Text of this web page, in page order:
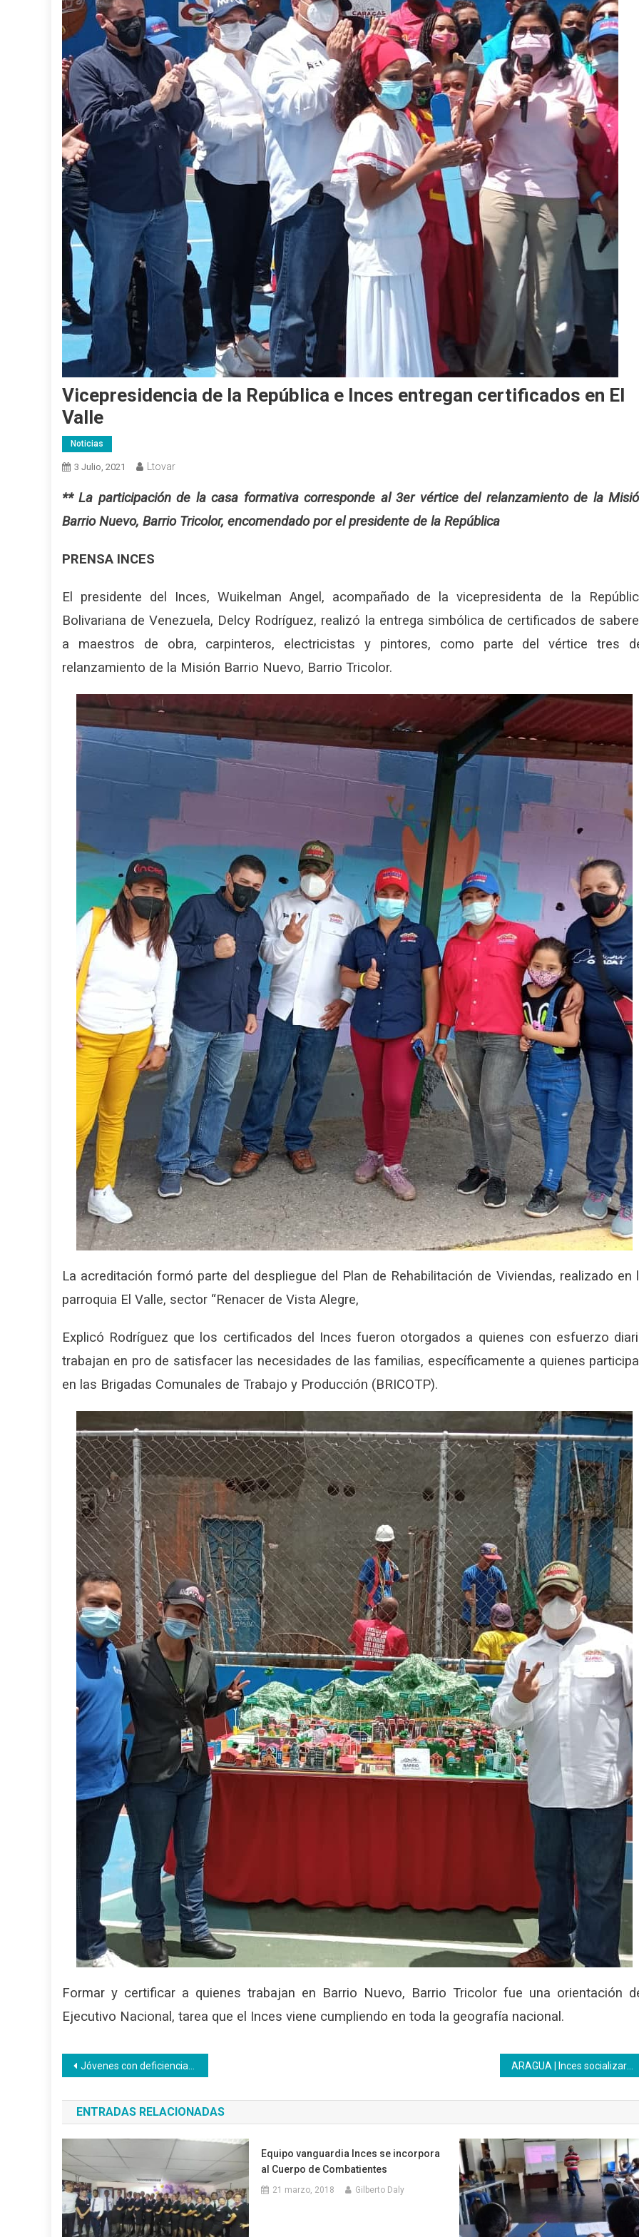
Vicepresidencia de la República e Inces entregan certificados en El
Valle
Noticias
3 Julio, 2021 Ltovar
** La participación de la casa formativa corresponde al 3er vértice del relanzamiento de la
Barrio Nuevo, Barrio Tricolor, encomendado por el presidente de la República
PRENSA INCES
El presidente del Inces, Wuikelman Angel, acompañado de la vicepresidenta de la
Bolivariana de Venezuela, Delcy Rodríguez, realizó la entrega simbólica de certificados de
a maestros de obra, carpinteros, electricistas y pintores, como parte del vértice tres
relanzamiento de la Misión Barrio Nuevo, Barrio Tricolor.
La acreditación formó parte del despliegue del Plan de Rehabilitación de Viviendas, realizado en
parroquia El Valle, sector “Renacer de Vista Alegre,
Explicó Rodríguez que los certificados del Inces fueron otorgados a quienes con esfuerzo
trabajan en pro de satisfacer las necesidades de las familias, específicamente a quienes
en las Brigadas Comunales de Trabajo y Producción (BRICOTP).
Formar y certificar a quienes trabajan en Barrio Nuevo, Barrio Tricolor fue una orientación
Ejecutivo Nacional, tarea que el Inces viene cumpliendo en toda la geografía nacional.
Navegación
de
entradas
Jóvenes con deficiencia auditiva estudian bachillerato en el Inces
ENTRADAS RELACIONADAS
Equipo vanguardia Inces se incorpora
al Cuerpo de Combatientes
21 marzo, 2018 Gilberto Daly